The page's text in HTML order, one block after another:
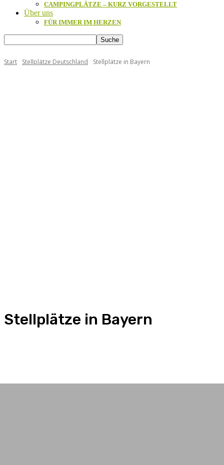
CAMPINGPLÄTZE – KURZ VORGESTELLT
Über uns
FÜR IMMER IM HERZEN
Start Stellplätze Deutschland Stellplätze in Bayern
Stellplätze in Bayern